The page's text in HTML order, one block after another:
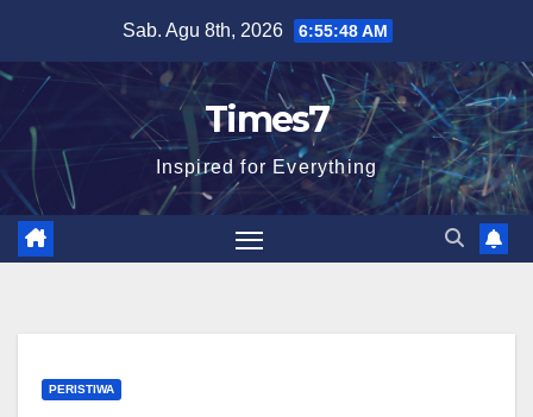
content
Sab. Agu 8th, 2026 6:55:49 AM
Times7
Inspired for Everything
PERISTIWA